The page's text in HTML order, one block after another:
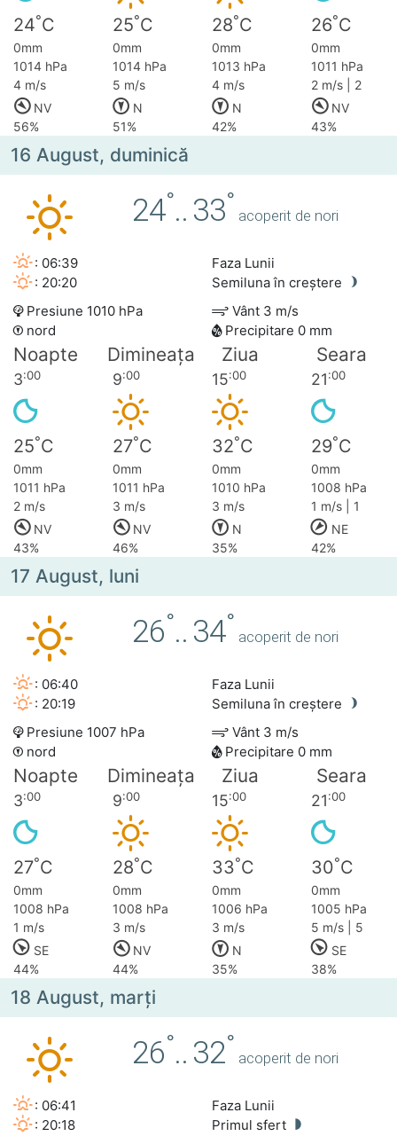
24°C 25°C 28°C 26°C
0mm 0mm 0mm
0mm
1014 hPa
1014 hPa 1013 hPa
1011 hPa
4 m/s
5 m/s 4 m/s
2 m/s | 2
NV
N N
NV
56%
51% 42% 43%
16 August, duminică
24°.. 33°
acoperit de nori
: 06:39
: 20:20
Faza Lunii
Semiluna în creștere
Presiune 1010 hPa
Vânt 3 m/s
nord
Precipitare 0 mm
Noapte Dimineața Ziua Seara
3:00 9:00 15:00 21:00
25°C 27°C 32°C 29°C
0mm 0mm 0mm
0mm
1011 hPa
1011 hPa 1010 hPa
1008 hPa
2 m/s
3 m/s 3 m/s
1 m/s | 1
NV
NV N
NE
43%
46% 35% 42%
17 August, luni
26°.. 34°
acoperit de nori
: 06:40
: 20:19
Faza Lunii
Semiluna în creștere
Presiune 1007 hPa
Vânt 3 m/s
nord
Precipitare 0 mm
Noapte Dimineața Ziua Seara
3:00 9:00 15:00 21:00
27°C 28°C 33°C 30°C
0mm 0mm 0mm
0mm
1008 hPa
1008 hPa 1006 hPa
1005 hPa
1 m/s
3 m/s 3 m/s
5 m/s | 5
SE
NV N
SE
44%
44% 35% 38%
18 August, marţi
26°.. 32°
acoperit de nori
: 06:41
: 20:18
Faza Lunii
Primul sfert